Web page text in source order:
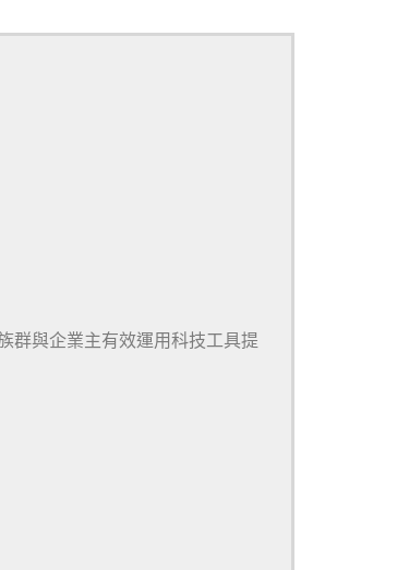
群與企業主有效運用科技工具提